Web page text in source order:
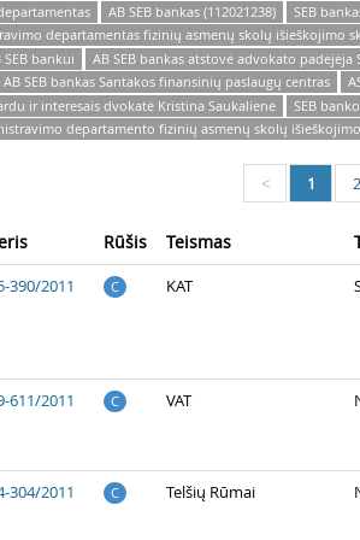
AB SEB bankas (112021238) SEB
departamentas fizinių asmenų skolų išieškojimo
SEB bankui AB SEB bankas atstovė advokato padėjėja
AB SEB bankas Santakos finansinių paslaugų centras
ir interesais dvokatė Kristina Saukalienė SEB
departamento fizinių asmenų skolų
< 1 2
Rūšis Teismas
390/2011 C KAT
611/2011 C VAT
304/2011 C Telšių Rūmai